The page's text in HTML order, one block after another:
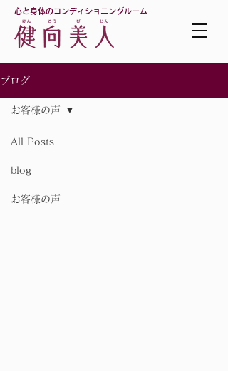
心と身体のコンディショニングルーム
ブログ
All Posts
blog
お客様の声
お客様の声